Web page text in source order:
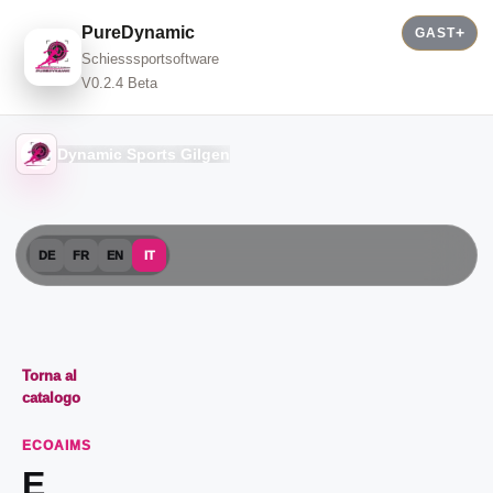
PureDynamic
Schiesssportsoftware
V0.2.4 Beta
GAST
Dynamic Sports Gilgen
DE FR EN IT
Torna al
catalogo
ECOAIMS
E